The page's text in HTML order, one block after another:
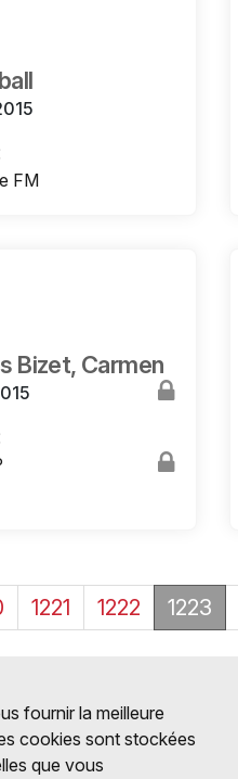
FM
Bizet, Carmen
1221 1222 1223
fournir la meilleure
cookies sont stockées
que vous